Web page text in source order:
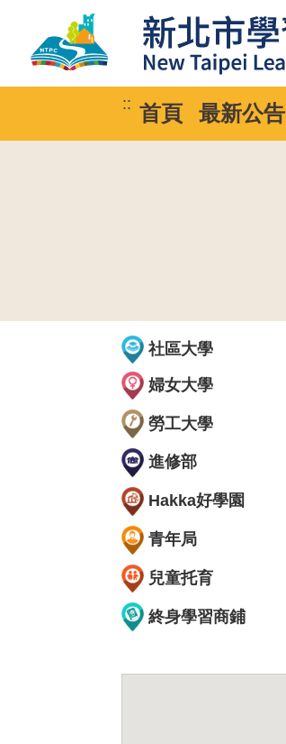
:: 首頁 最新公告
社區大學
婦女大學
勞工大學
進修部
Hakka好學園
青年局
兒童托育
終身學習商鋪